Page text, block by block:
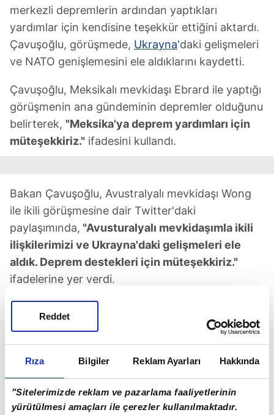
Rıza Bilgiler Reklam Ayarları Hakkında
"Sitelerimizde reklam ve pazarlama faaliyetlerinin
yürütülmesi amaçları ile çerezler kullanılmaktadır.
Reddet
merkezli depremlerin ardından yaptıkları
yardımlar için kendisine teşekkür ettiğini aktardı.
Çavuşoğlu, görüşmede, Ukrayna'daki gelişmeleri
ve NATO genişlemesini ele aldıklarını kaydetti.
Çavuşoğlu, Meksikalı mevkidaşı Ebrard ile yaptığı
görüşmenin ana gündeminin depremler olduğunu
belirterek, "Meksika'ya deprem yardımları için
müteşekkiriz." ifadesini kullandı.
Bakan Çavuşoğlu, Avustralyalı mevkidaşı Wong
ile ikili görüşmesine dair Twitter'daki
paylaşımında, "Avusturalyalı mevkidaşımla ikili
ilişkilerimizi ve Ukrayna'daki gelişmeleri ele
aldık. Deprem destekleri için müteşekkiriz."
ifadelerine yer verdi.
İngiliz mevkidaşı Cleverly ile de bir araya gelen
Çavuşoğlu, yaptığı paylaşımda mevkidaşıyla
Kahramanmaraş merkezli depremleri,
Ukrayna'daki son durumu ve NATO genişlemesini
ele aldıklarını belirtti.
Çavuşoğlu, İngiliz mevkidaşınaİngiltere'nin